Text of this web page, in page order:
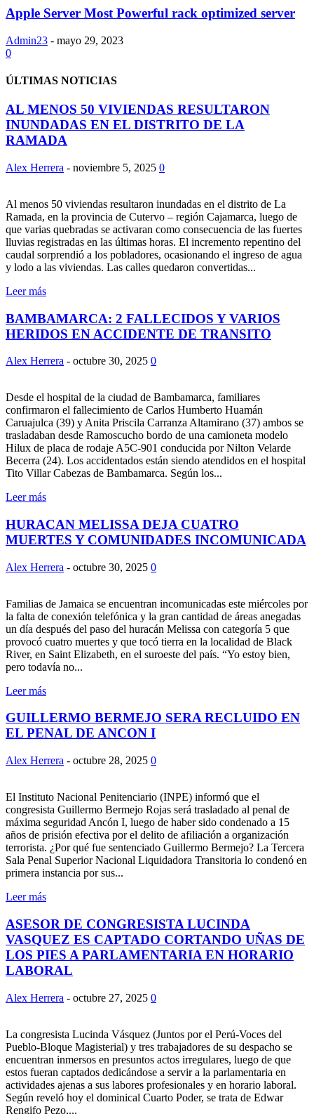
Apple Server Most Powerful rack optimized server
Admin23 - mayo 29, 2023
0
ÚLTIMAS NOTICIAS
AL MENOS 50 VIVIENDAS RESULTARON
INUNDADAS EN EL DISTRITO DE LA
RAMADA
Alex Herrera - noviembre 5, 2025 0
Al menos 50 viviendas resultaron inundadas en el distrito de La
Ramada, en la provincia de Cutervo – región Cajamarca, luego de
que varias quebradas se activaran como consecuencia de las fuertes
lluvias registradas en las últimas horas. El incremento repentino del
caudal sorprendió a los pobladores, ocasionando el ingreso de agua
y lodo a las viviendas. Las calles quedaron convertidas...
Leer más
BAMBAMARCA: 2 FALLECIDOS Y VARIOS
HERIDOS EN ACCIDENTE DE TRANSITO
Alex Herrera - octubre 30, 2025 0
Desde el hospital de la ciudad de Bambamarca, familiares
confirmaron el fallecimiento de Carlos Humberto Huamán
Caruajulca (39) y Anita Priscila Carranza Altamirano (37) ambos se
trasladaban desde Ramoscucho bordo de una camioneta modelo
Hilux de placa de rodaje A5C-901 conducida por Nilton Velarde
Becerra (24). Los accidentados están siendo atendidos en el hospital
Tito Villar Cabezas de Bambamarca. Según los...
Leer más
HURACAN MELISSA DEJA CUATRO
MUERTES Y COMUNIDADES INCOMUNICADA
Alex Herrera - octubre 30, 2025 0
Familias de Jamaica se encuentran incomunicadas este miércoles por
la falta de conexión telefónica y la gran cantidad de áreas anegadas
un día después del paso del huracán Melissa con categoría 5 que
provocó cuatro muertes y que tocó tierra en la localidad de Black
River, en Saint Elizabeth, en el suroeste del país. “Yo estoy bien,
pero todavía no...
Leer más
GUILLERMO BERMEJO SERA RECLUIDO EN
EL PENAL DE ANCON I
Alex Herrera - octubre 28, 2025 0
El Instituto Nacional Penitenciario (INPE) informó que el
congresista Guillermo Bermejo Rojas será trasladado al penal de
máxima seguridad Ancón I, luego de haber sido condenado a 15
años de prisión efectiva por el delito de afiliación a organización
terrorista. ¿Por qué fue sentenciado Guillermo Bermejo? La Tercera
Sala Penal Superior Nacional Liquidadora Transitoria lo condenó en
primera instancia por sus...
Leer más
ASESOR DE CONGRESISTA LUCINDA
VASQUEZ ES CAPTADO CORTANDO UÑAS DE
LOS PIES A PARLAMENTARIA EN HORARIO
LABORAL
Alex Herrera - octubre 27, 2025 0
La congresista Lucinda Vásquez (Juntos por el Perú-Voces del
Pueblo-Bloque Magisterial) y tres trabajadores de su despacho se
encuentran inmersos en presuntos actos irregulares, luego de que
estos fueran captados dedicándose a servir a la parlamentaria en
actividades ajenas a sus labores profesionales y en horario laboral.
Según reveló hoy el dominical Cuarto Poder, se trata de Edwar
Rengifo Pezo,...